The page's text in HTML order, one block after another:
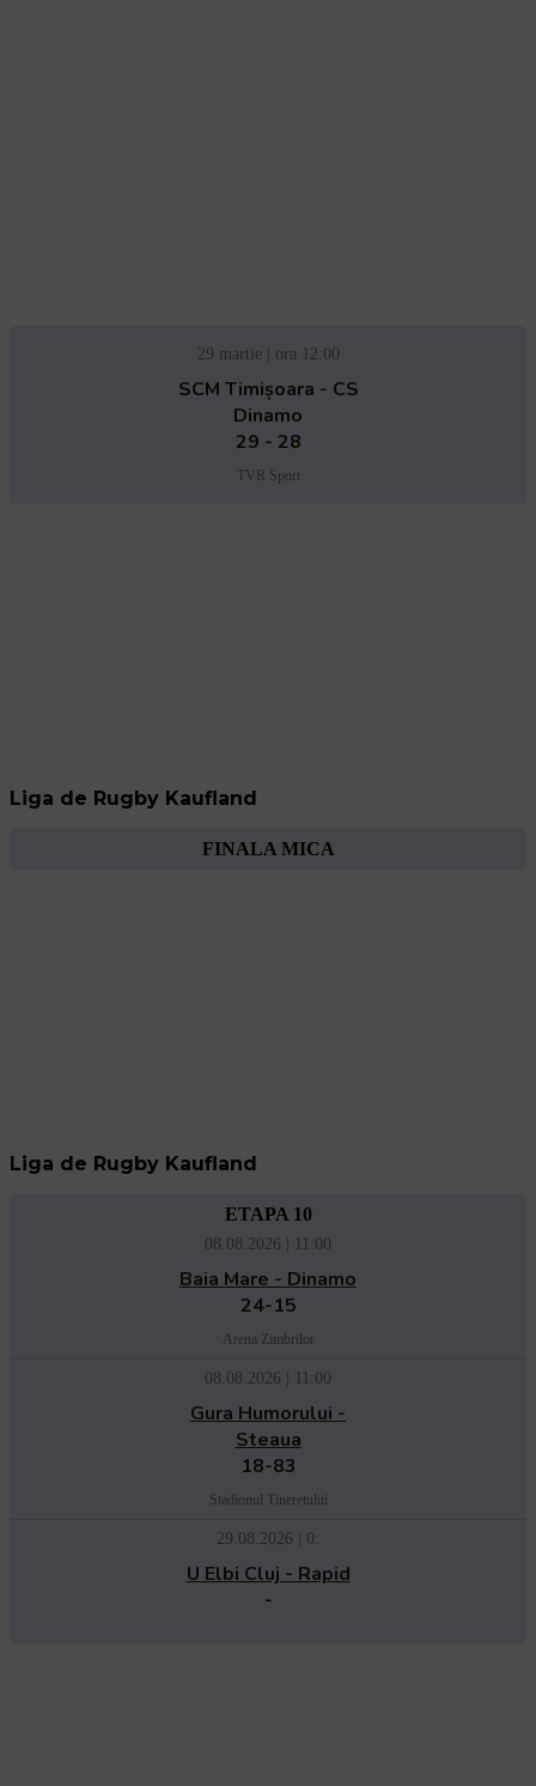
29 martie | ora 12:00
SCM Timișoara - CS
Dinamo
29 - 28
TVR Sport
Liga de Rugby Kaufland
FINALA MICA
Liga de Rugby Kaufland
ETAPA 10
08.08.2026 | 11:00
Baia Mare - Dinamo
24-15
Arena Zimbrilor
08.08.2026 | 11:00
Gura Humorului -
Steaua
18-83
Stadionul Tineretului
29.08.2026 | 0:
U Elbi Cluj - Rapid
-